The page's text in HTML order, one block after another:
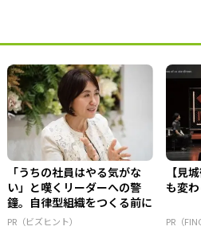
「うちの社員はやる気がな
い」と嘆くリーダーへの警
鐘。自律型組織をつくる前に
外せな...
PR（ビズヒント）
【見
も変
PR（